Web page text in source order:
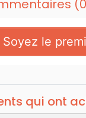
Soyez le
qui ont